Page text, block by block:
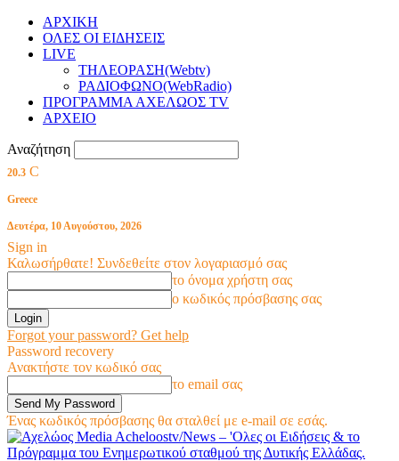
ΑΡΧΙΚΗ
ΟΛΕΣ ΟΙ ΕΙΔΗΣΕΙΣ
LIVE
ΤΗΛΕΟΡΑΣΗ(Webtv)
ΡΑΔΙΟΦΩΝΟ(WebRadio)
ΠΡΟΓΡΑΜΜΑ ΑΧΕΛΩΟΣ TV
ΑΡΧΕΙΟ
Αναζήτηση
20.3 C
Greece
Δευτέρα, 10 Αυγούστου, 2026
Sign in
Καλωσήρθατε! Συνδεθείτε στον λογαριασμό σας
το όνομα χρήστη σας
ο κωδικός πρόσβασης σας
Forgot your password? Get help
Password recovery
Ανακτήστε τον κωδικό σας
το email σας
Ένας κωδικός πρόσβασης θα σταλθεί με e-mail σε εσάς.
Acheloostv/News – 'Ολες οι Ειδήσεις & το
Πρόγραμμα του Ενημερωτικού σταθμού της Δυτικής Ελλάδας.